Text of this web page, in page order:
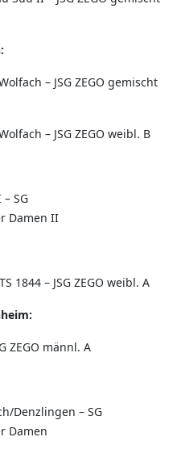
– JSG ZEGO gemischt
– JSG ZEGO weibl. B
SG
Damen II
1844 – JSG ZEGO weibl. A
ZEGO männl. A
Denzlingen – SG
Damen